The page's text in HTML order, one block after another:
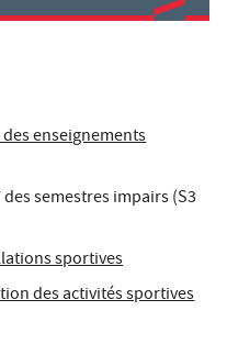
enseignements
semestres impairs (S3
sportives
des activités sportives